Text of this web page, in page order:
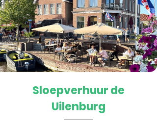
Direct reserveren
Sloepverhuur de
Uilenburg